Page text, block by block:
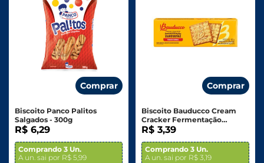
Comprar
Biscoito Panco Palitos
Salgados - 300g
R$ 6,29
Comprando 3 Un.
A un. sai por R$ 5,99
Comprar
Biscoito Bauducco Cream
Cracker Fermentação
Natural Tradicional 165g
R$ 3,39
Comprando 3 Un.
A un. sai por R$ 3,19